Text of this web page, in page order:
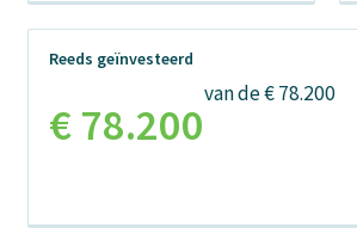
Reeds geïnvesteerd
€ 78.200
van de € 78.200